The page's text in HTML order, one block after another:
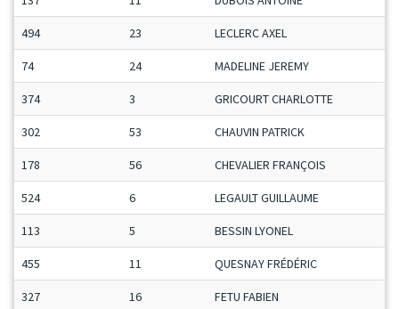
494 23 LECLERC AXEL
74 24 MADELINE JEREMY
374 3 GRICOURT CHARLOTTE
302 53 CHAUVIN PATRICK
178 56 CHEVALIER FRANÇOIS
524 6 LEGAULT GUILLAUME
113 5 BESSIN LYONEL
455 11 QUESNAY FRÉDÉRIC
327 16 FETU FABIEN